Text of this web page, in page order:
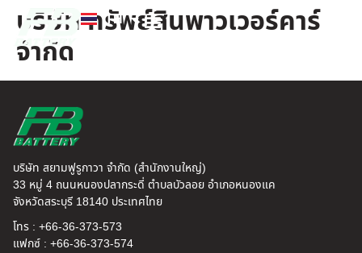
TH
EN
บริษัท ทรัพย์สินพาวเวอร์คาร์
จำกัด
บริษัท สยามฟูรูกาวา จำกัด (สำนักงานใหญ่)
33 หมู่ 4 ถนนหนองปลากระดี่ ตำบลบัวลอย อำเภอหนองแค
จังหวัดสระบุรี 18140 ประเทศไทย
โทร : +66-36-373-573
แฟกซ์ : +66-36-373-574